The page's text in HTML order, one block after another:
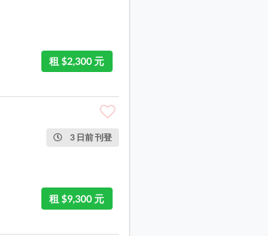
租 $2,300 元
3 日前 刊登
租 $9,300 元